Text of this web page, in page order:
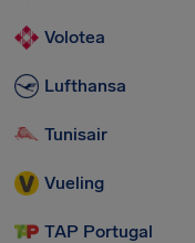
Volotea
Lufthansa
Tunisair
Vueling
TAP Portugal